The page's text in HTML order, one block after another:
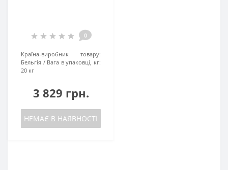
0
Країна-виробник товару:
Бельгія
Вага в упаковці, кг:
20 кг
3 829 грн.
НЕМАЄ В НАЯВНОСТІ